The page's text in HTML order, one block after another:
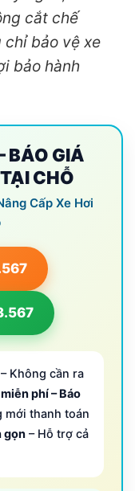
cắt chế
bảo vệ xe
bảo hành
BÁO GIÁ
CHỖ
Cấp Xe Hơi
– Không cần ra
phí – Báo
mới thanh toán
gọn – Hỗ trợ cả